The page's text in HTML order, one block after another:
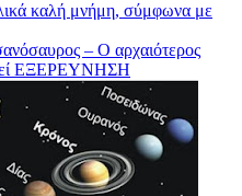
καλή μνήμη, σύμφωνα με
– Ο αρχαιότερος
ΕΞΕΡΕΥΝΗΣΗ